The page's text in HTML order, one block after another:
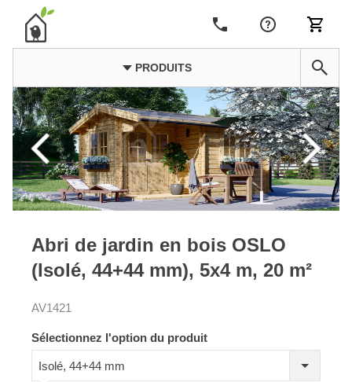
PRODUITS
Abri de jardin en bois OSLO
(Isolé, 44+44 mm), 5x4 m, 20 m²
AV1421
Sélectionnez l'option du produit
Isolé, 44+44 mm